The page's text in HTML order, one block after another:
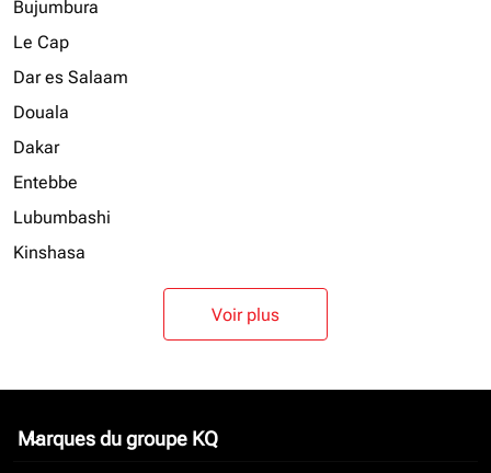
Bujumbura
Le Cap
Dar es Salaam
Douala
Dakar
Entebbe
Lubumbashi
Kinshasa
Voir plus
Marques du groupe KQ
keyboard_arrow_down